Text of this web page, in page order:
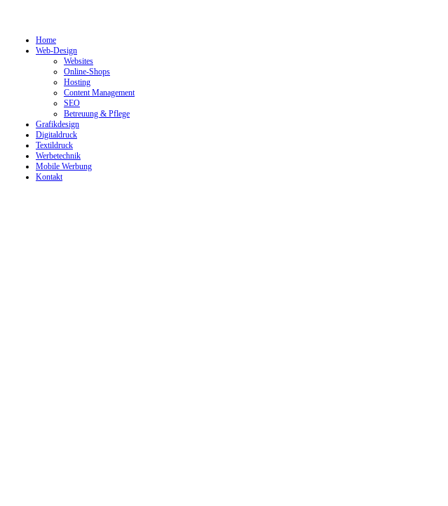
Home
Web-Design
Websites
Online-Shops
Hosting
Content Management
SEO
Betreuung & Pflege
Grafikdesign
Digitaldruck
Textildruck
Werbetechnik
Mobile Werbung
Kontakt